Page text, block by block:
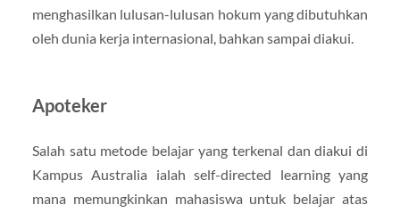
menghasilkan lulusan-lulusan hokum yang dibutuhkan
oleh dunia kerja internasional, bahkan sampai diakui.
Apoteker
Salah satu metode belajar yang terkenal dan diakui di
Kampus Australia ialah self-directed learning yang
mana memungkinkan mahasiswa untuk belajar atas